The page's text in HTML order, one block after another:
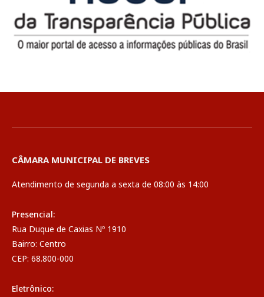
CÂMARA MUNICIPAL DE BREVES
Atendimento de segunda a sexta de 08:00 às 14:00
Presencial:
Rua Duque de Caxias Nº 1910
Bairro: Centro
CEP: 68.800-000
Eletrônico: